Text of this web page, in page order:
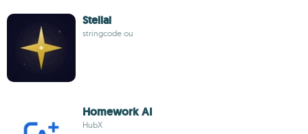
Stellai
stringcode ou
Homework AI
HubX